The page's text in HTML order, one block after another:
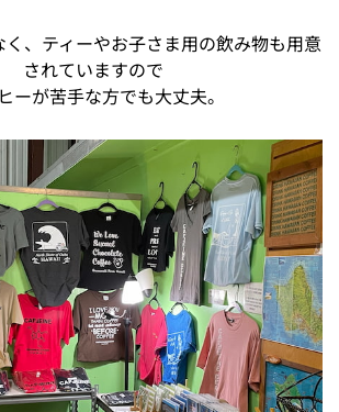
、ティーやお子さま用の飲み物も用意
されていますので
ーが苦手な方でも大丈夫。